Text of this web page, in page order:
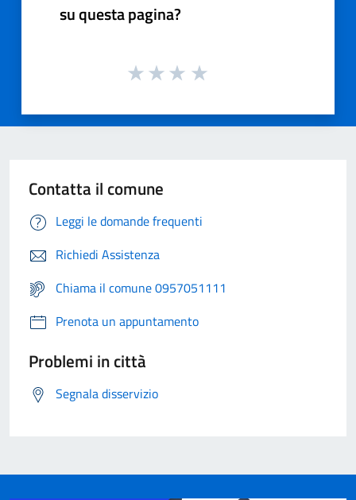
su questa pagina?
Contatta il comune
Leggi le domande frequenti
Richiedi Assistenza
Chiama il comune 0957051111
Prenota un appuntamento
Problemi in città
Segnala disservizio